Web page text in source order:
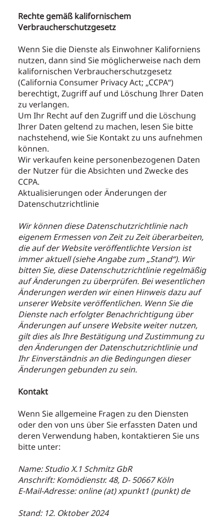
Rechte gemäß kalifornischem
Verbraucherschutzgesetz
Wenn Sie die Dienste als Einwohner Kaliforniens
nutzen, dann sind Sie möglicherweise nach dem
kalifornischen Verbraucherschutzgesetz
(California Consumer Privacy Act; „CCPA“)
berechtigt, Zugriff auf und Löschung Ihrer Daten
zu verlangen.
Um Ihr Recht auf den Zugriff und die Löschung
Ihrer Daten geltend zu machen, lesen Sie bitte
nachstehend, wie Sie Kontakt zu uns aufnehmen
können.
Wir verkaufen keine personenbezogenen Daten
der Nutzer für die Absichten und Zwecke des
CCPA.
Aktualisierungen oder Änderungen der
Datenschutzrichtlinie
Wir können diese Datenschutzrichtlinie nach
eigenem Ermessen von Zeit zu Zeit überarbeiten,
die auf der Website veröffentlichte Version ist
immer aktuell (siehe Angabe zum „Stand“). Wir
bitten Sie, diese Datenschutzrichtlinie regelmäßig
auf Änderungen zu überprüfen. Bei wesentlichen
Änderungen werden wir einen Hinweis dazu auf
unserer Website veröffentlichen. Wenn Sie die
Dienste nach erfolgter Benachrichtigung über
Änderungen auf unsere Website weiter nutzen,
gilt dies als Ihre Bestätigung und Zustimmung zu
den Änderungen der Datenschutzrichtlinie und
Ihr Einverständnis an die Bedingungen dieser
Änderungen gebunden zu sein.
Kontakt
Wenn Sie allgemeine Fragen zu den Diensten
oder den von uns über Sie erfassten Daten und
deren Verwendung haben, kontaktieren Sie uns
bitte unter:
Name: Studio X.1 Schmitz GbR
Anschrift: Komödienstr. 48, D- 50667 Köln
E-Mail-Adresse: online (at) xpunkt1 (punkt) de
Stand: 12. Oktober 2024